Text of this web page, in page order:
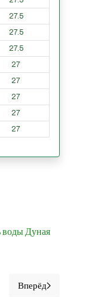
27.5
27.5
27.5
27
27
27
27
27
воды Дуная
Уровни воды Дуная
Следующий
Вперёд